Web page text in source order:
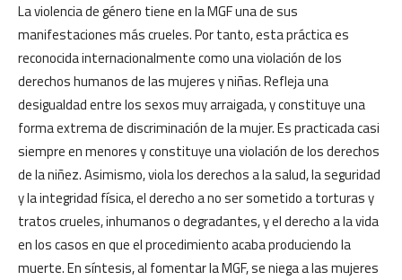
La violencia de género tiene en la MGF una de sus
manifestaciones más crueles. Por tanto, esta práctica es
reconocida internacionalmente como una violación de los
derechos humanos de las mujeres y niñas. Refleja una
desigualdad entre los sexos muy arraigada, y constituye una
forma extrema de discriminación de la mujer. Es practicada casi
siempre en menores y constituye una violación de los derechos
de la niñez. Asimismo, viola los derechos a la salud, la seguridad
y la integridad física, el derecho a no ser sometido a torturas y
tratos crueles, inhumanos o degradantes, y el derecho a la vida
en los casos en que el procedimiento acaba produciendo la
muerte. En síntesis, al fomentar la MGF, se niega a las mujeres